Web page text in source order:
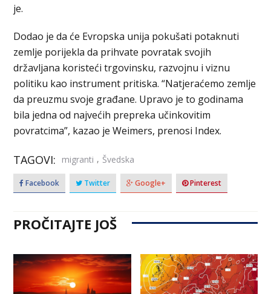
je.
Dodao je da će Evropska unija pokušati potaknuti
zemlje porijekla da prihvate povratak svojih
državljana koristeći trgovinsku, razvojnu i viznu
politiku kao instrument pritiska. “Natjeraćemo zemlje
da preuzmu svoje građane. Upravo je to godinama
bila jedna od najvećih prepreka učinkovitim
povratcima”, kazao je Weimers, prenosi Index.
TAGOVI: migranti , Švedska
Facebook Twitter Google+ Pinterest
PROČITAJTE JOŠ